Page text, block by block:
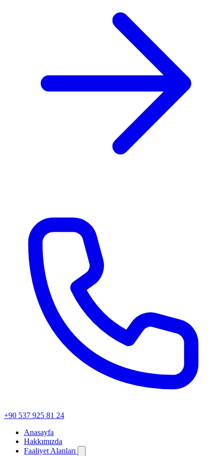
+90 537 925 81 24
Anasayfa
Hakkımızda
Faaliyet Alanları